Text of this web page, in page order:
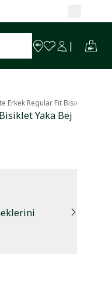
Erkek Regular Fit Bisiklet Yaka
Yaka Bej